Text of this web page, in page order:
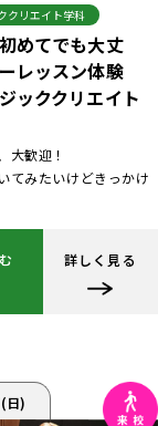
クリエイト学科
めてでも大丈
レッスン体験
ッククリエイト
大歓迎！
てみたいけどきっかけ
詳しく見る
(日)